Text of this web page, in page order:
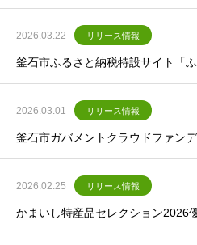
2026.03.22 リリース情報
釜石市ふるさと納税特設サイト「
2026.03.01 リリース情報
釜石市ガバメントクラウドファン
2026.02.25 リリース情報
かまいし特産品セレクション2026